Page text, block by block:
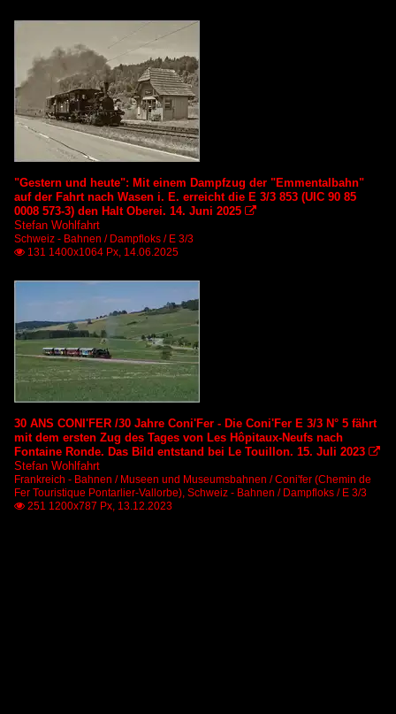
"Gestern und heute": Mit einem Dampfzug der "Emmentalbahn"
auf der Fahrt nach Wasen i. E. erreicht die E 3/3 853 (UIC 90 85
0008 573-3) den Halt Oberei. 14. Juni 2025 
Stefan Wohlfahrt
Schweiz - Bahnen / Dampfloks / E 3/3
 131 1400x1064 Px, 14.06.2025
30 ANS CONI'FER /30 Jahre Coni'Fer - Die Coni'Fer E 3/3 N° 5 fährt
mit dem ersten Zug des Tages von Les Hôpitaux-Neufs nach
Fontaine Ronde. Das Bild entstand bei Le Touillon. 15. Juli 2023 
Stefan Wohlfahrt
Frankreich - Bahnen / Museen und Museumsbahnen / Coni'fer (Chemin de
Fer Touristique Pontarlier-Vallorbe), Schweiz - Bahnen / Dampfloks / E 3/3
 251 1200x787 Px, 13.12.2023